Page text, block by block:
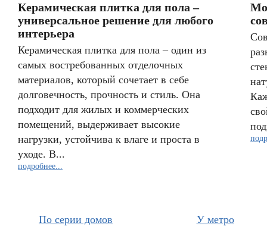
Керамическая плитка для пола –
универсальное решение для любого
интерьера
Керамическая плитка для пола – один из
самых востребованных отделочных
материалов, который сочетает в себе
долговечность, прочность и стиль. Она
подходит для жилых и коммерческих
помещений, выдерживает высокие
нагрузки, устойчива к влаге и проста в
уходе. В...
подробнее...
По серии домов У метро